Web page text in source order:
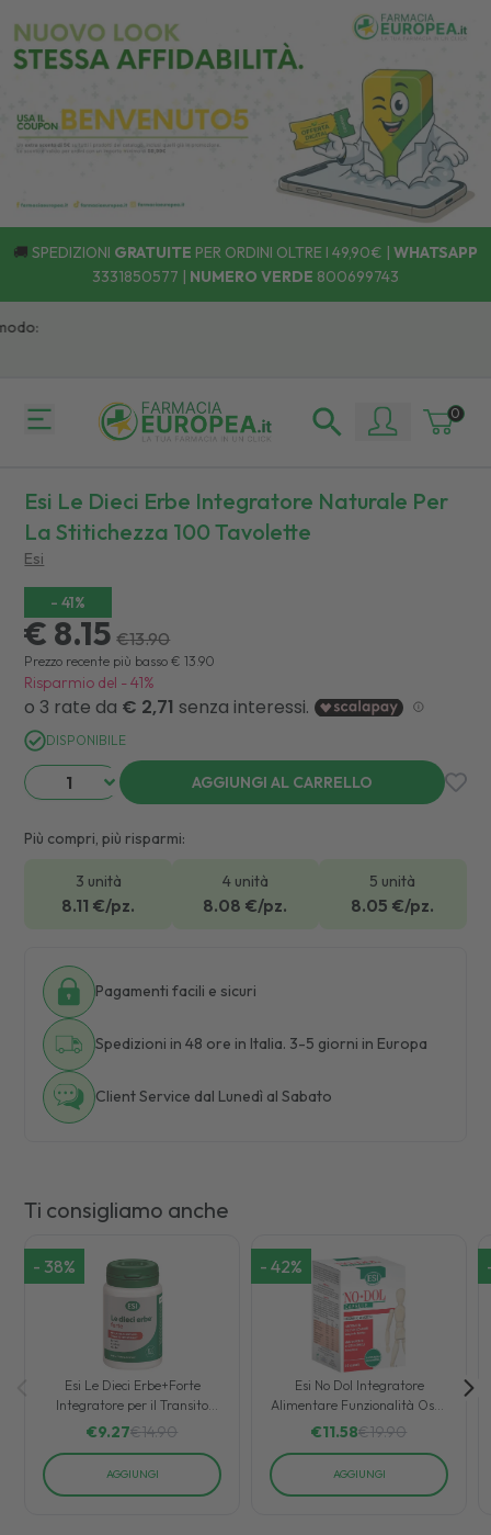
🚚 SPEDIZIONI GRATUITE PER ORDINI OLTRE I 49,90€ | WHATSAPP
3331850577 | NUMERO VERDE 800699743
0
Esi Le Dieci Erbe Integratore Naturale Per
La Stitichezza 100 Tavolette
Esi
- 41%
€ 8.15 €13.90
Prezzo recente più basso € 13.90
Risparmio del -41%
DISPONIBILE
AGGIUNGI AL CARRELLO
Più compri, più risparmi:
3 unità
8.11 €/pz.
4 unità
8.08 €/pz.
5 unità
8.05 €/pz.
Pagamenti facili e sicuri
Spedizioni in 48 ore in Italia. 3-5 giorni in Europa
Client Service dal Lunedì al Sabato
Ti consigliamo anche
- 38%
Esi Le Dieci Erbe+Forte
Integratore per il Transito
Intestinale 100 Ovalette
€9.27€14.90
AGGIUNGI
- 42%
Esi No Dol Integratore
Alimentare Funzionalità Ossa
e Articolazioni 60 Capsule
€11.58€19.90
AGGIUNGI